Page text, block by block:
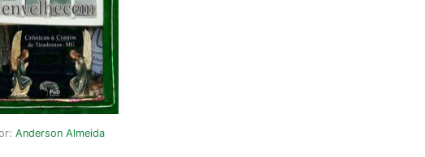
Anderson Almeida